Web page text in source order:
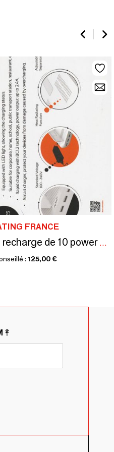
FRANCE
Station de recharge de 10 power bank NATES
: 125,00 €
?